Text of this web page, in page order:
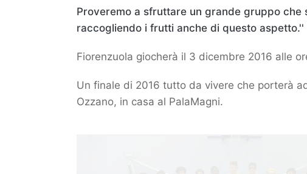
Proveremo a sfruttare un grande gruppo che
raccogliendo i frutti anche di questo aspetto.''
Fiorenzuola giocherà il 3 dicembre 2016 alle
Un finale di 2016 tutto da vivere che porterà
Ozzano, in casa al PalaMagni.